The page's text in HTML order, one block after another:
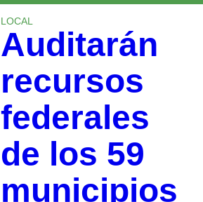
LOCAL
Auditarán
recursos
federales
de los 59
municipios